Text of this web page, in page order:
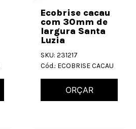
Ecobrise cacau
com 30mm de
largura Santa
Luzia
SKU: 231217
Cód.: ECOBRISE CACAU
ORÇAR